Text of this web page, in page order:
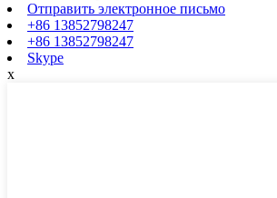
Отправить электронное письмо
+86 13852798247
+86 13852798247
Skype
х